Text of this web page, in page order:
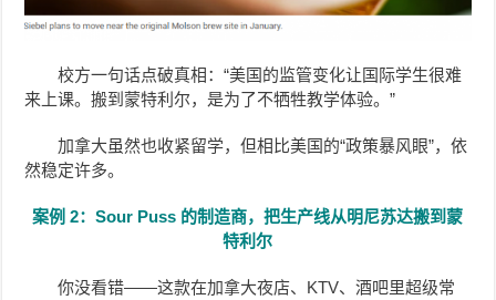
校方一句话点破真相：“美国的监管变化让国际学生很难
来上课。搬到蒙特利尔，是为了不牺牲教学体验。”
加拿大虽然也收紧留学，但相比美国的“政策暴风眼”，依
然稳定许多。
案例 2：Sour Puss 的制造商，把生产线从明尼苏达搬到蒙
特利尔
你没看错——这款在加拿大夜店、KTV、酒吧里超级常